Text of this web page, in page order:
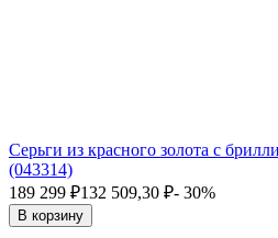
Серьги из красного золота с
(043314)
189 299 ₽132 509,30 ₽- 30%
В корзину